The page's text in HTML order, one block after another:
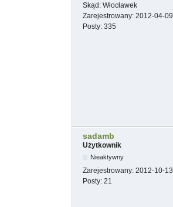
Skąd: Włocławek
Zarejestrowany: 2012-04-09
Posty: 335
sadamb
Użytkownik
Nieaktywny
Zarejestrowany: 2012-10-13
Posty: 21